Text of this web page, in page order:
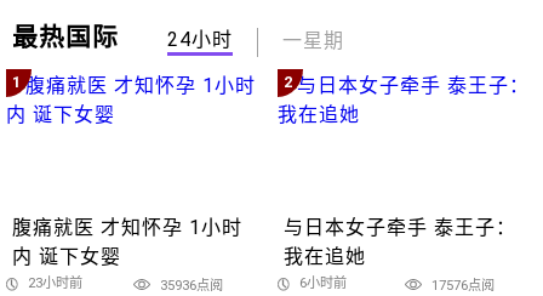
最热国际 24小时 一星期
1
腹痛就医 才知怀孕 1小时
内 诞下女婴
23小时前 35936点阅
2
与日本女子牵手 泰王子：
我在追她
6小时前 17576点阅